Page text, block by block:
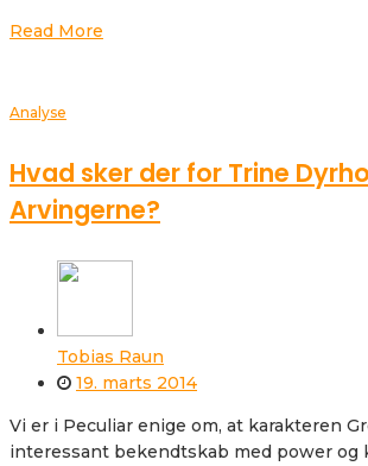
Read More
Analyse
Hvad sker der for Trine
Arvingerne?
Tobias Raun
19. marts 2014
Vi er i Peculiar enige om, at karakteren
interessant bekendtskab med power og